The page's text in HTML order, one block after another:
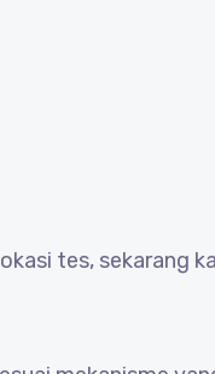
tes, sekarang